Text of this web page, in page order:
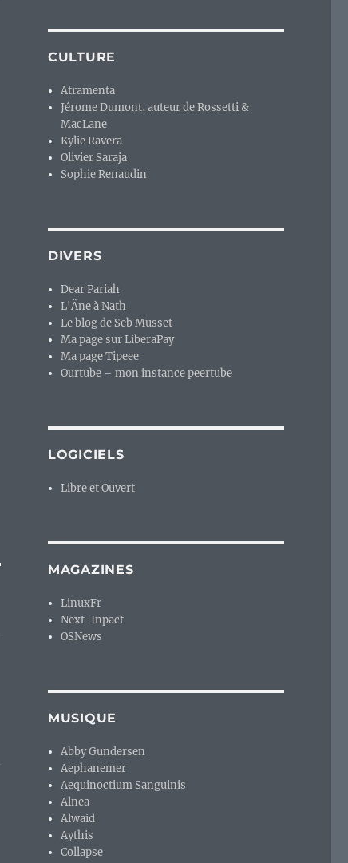
CULTURE
Atramenta
Jérome Dumont, auteur de Rossetti &
MacLane
Kylie Ravera
Olivier Saraja
Sophie Renaudin
DIVERS
Dear Pariah
L'Âne à Nath
Le blog de Seb Musset
Ma page sur LiberaPay
Ma page Tipeee
Ourtube – mon instance peertube
LOGICIELS
Libre et Ouvert
MAGAZINES
LinuxFr
Next-Inpact
OSNews
MUSIQUE
Abby Gundersen
Aephanemer
Aequinoctium Sanguinis
Alnea
Alwaid
Aythis
Collapse